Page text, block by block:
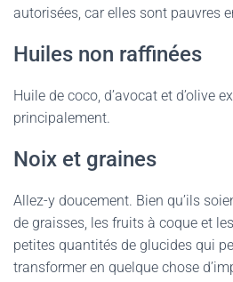
autorisées, car elles sont pauvres
Huiles non raffinées
Huile de coco, d’avocat et d’olive
principalement.
Noix et graines
Allez-y doucement. Bien qu’ils
de graisses, les fruits à coque et
petites quantités de glucides qui
transformer en quelque chose